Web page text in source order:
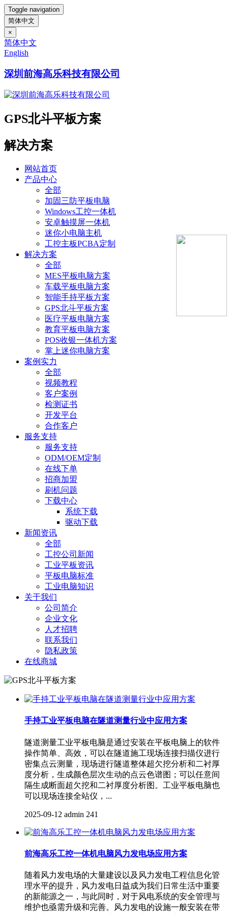
Toggle navigation
简体中文
×
简体中文
English
深圳前海高乐科技有限公司
GPS北斗平板方案
解决方案
网站首页
产品中心
全部
加固三防平板电脑
Windows工控一体机
安卓触摸屏一体机
迷你小电脑主机
工控主板PCBA定制
解决方案
全部
MES平板电脑方案
车载平板电脑方案
智能手持平板方案
GPS北斗平板方案
医疗平板电脑方案
教育平板电脑方案
POS收银一体机方案
掌上迷你电脑方案
案例实力
全部
视频教程
客户案例
检测证书
开发平台
合作客户
服务支持
服务支持
ODM/OEM定制
在线下单
招商加盟
刷机问题
下载中心
系统下载
驱动下载
新闻资讯
全部
工控公司新闻
工业平板资讯
平板电脑标准
工业电脑知识
关于我们
公司简介
企业文化
人才招聘
联系我们
隐私政策
在线商城
手持工业平板电脑在隧道测量行业中应用方案
隧道测量工业平板电脑是通过安装在平板电脑上的软件
操作简单、高效，可以在隧道施工现场连接扫描仪进行
密集点云测量，现场进行隧道整体超欠挖分析和二衬厚
度分析，生成颜色层次生动的点云色谱图；可以任意间
隔生成断面超欠挖和二衬厚度分析图。工业平板电脑也
可以现场连接全站仪，...
2025-09-12 admin 241
前海高乐工控一体机电脑风力发电场应用方案
随着风力发电场的大量建设以及风力发电工程信息化管
理水平的提升，风力发电日益成为我们日常生活中重要
的新能源之一，与此同时，对于风电系统的安全管理与
维护也亟需升级和完善。风力发电的设施一般安装在带